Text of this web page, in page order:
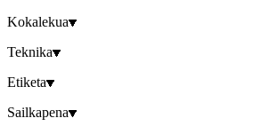
Kokalekua
Teknika
Etiketa
Sailkapena